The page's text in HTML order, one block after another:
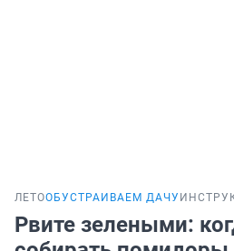
ЛЕТООБУСТРАИВАЕМ ДАЧУ
Рвите зелеными: